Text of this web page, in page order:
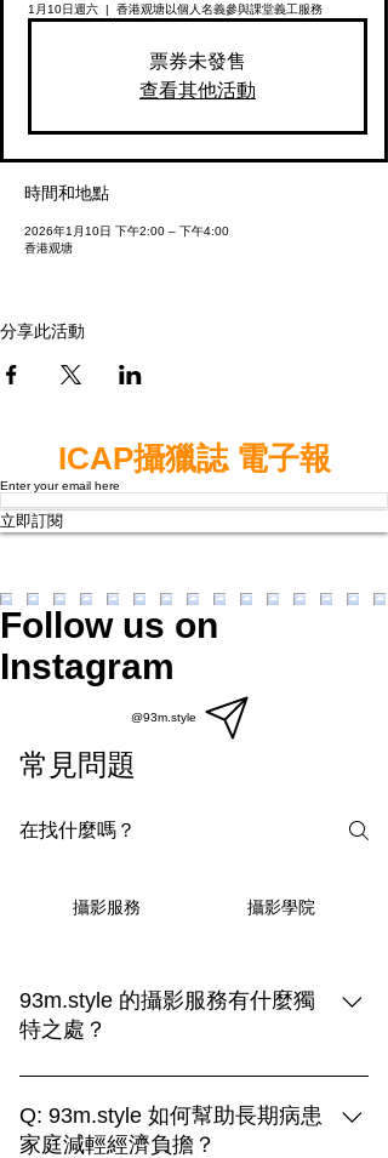
1月10日週六
  |
香港观塘以個人名義參與課堂義工服務
票券未發售
查看其他活動
時間和地點
2026年1月10日 下午2:00 – 下午4:00
香港观塘
分享此活動
ICAP攝獵誌 電子報
Enter your email here
立即訂閱
Follow us on
Instagram
@93m.style
常見問題
攝影服務 攝影學院
93m.style 的攝影服務有什麼獨
特之處？
93m.style 的攝影服務結合創造力與專業
技術，提供三種拍攝選擇： 1. **上門拍
攝**：在毛孩熟悉的環境中捕捉自然真實
Q: 93m.style 如何幫助長期病患
家庭減輕經濟負擔？